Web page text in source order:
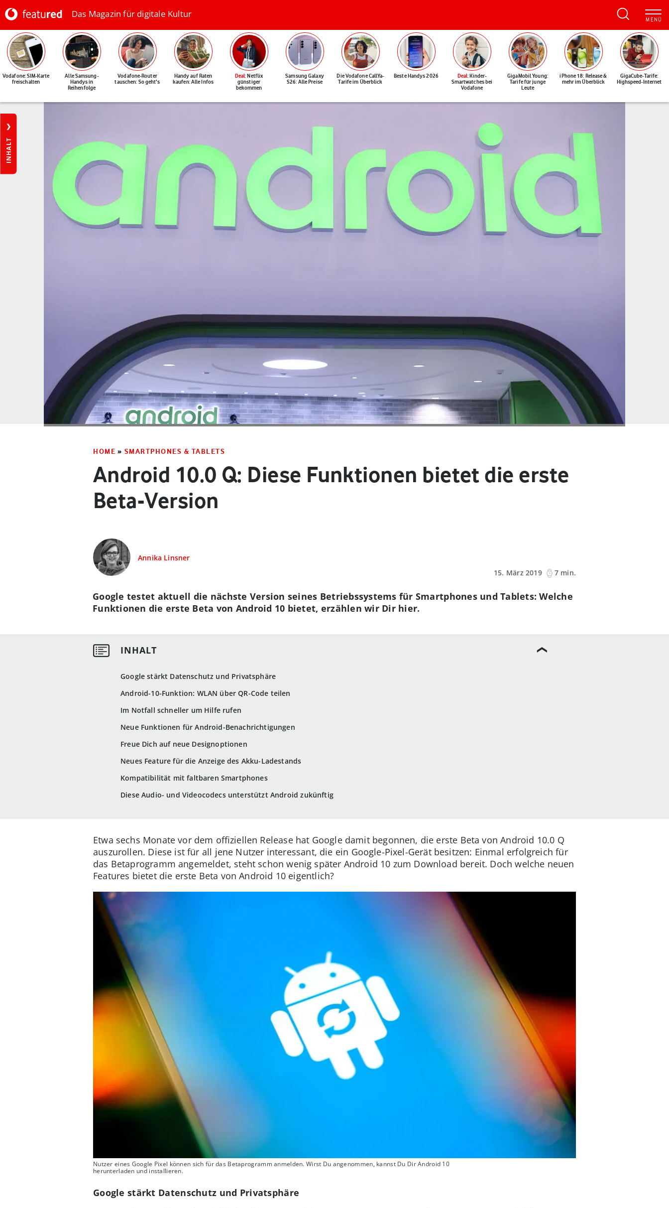
Das Magazin für digitale Kultur
Vodafone: SIM-Karte
freischalten
Alle Samsung-
Handys in
Reihenfolge
Vodafone-Router
tauschen: So geht's
Handy auf Raten
kaufen: Alle Infos
Deal: Netflix
günstiger
bekommen
Samsung Galaxy
S26: Alle Preise
Die Vodafone CallYa-
Tarife im Überblick
Beste Handys 2026 Deal: Kinder-
Smartwatches bei
Vodafone
GigaMobil Young:
Tarife für junge
Leute
iPhone 18: Release &
mehr im Überblick
GigaCube-Tarife:
Highspeed-Internet
INHALT
HOME » SMARTPHONES & TABLETS
Android 10.0 Q: Diese Funktionen bietet die erste
Beta-Version
Annika Linsner
15. März 2019
7 min.
Google stärkt Datenschutz und Privatsphäre
Android-10-Funktion: WLAN über QR-Code teilen
Im Notfall schneller um Hilfe rufen
Neue Funktionen für Android-Benachrichtigungen
Freue Dich auf neue Designoptionen
Neues Feature für die Anzeige des Akku-Ladestands
Kompatibilität mit faltbaren Smartphones
Diese Audio- und Videocodecs unterstützt Android zukünftig
Google testet aktuell die nächste Version seines Betriebssystems für Smartphones und Tablets: Welche
Funktionen die erste Beta von Android 10 bietet, erzählen wir Dir hier.
Etwa sechs Monate vor dem offiziellen Release hat Google damit begonnen, die erste Beta von Android 10.0 Q
auszurollen. Diese ist für all jene Nutzer interessant, die ein Google-Pixel-Gerät besitzen: Einmal erfolgreich für
das Betaprogramm angemeldet, steht schon wenig später Android 10 zum Download bereit. Doch welche neuen
Features bietet die erste Beta von Android 10 eigentlich?
Nutzer eines Google Pixel können sich für das Betaprogramm anmelden. Wirst Du angenommen, kannst Du Dir Android 10
herunterladen und installieren.
Google stärkt Datenschutz und Privatsphäre